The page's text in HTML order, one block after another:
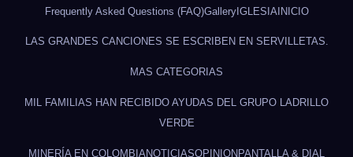
Frequently Asked Questions (FAQ)GalleryIGLESIAINICIO
LAS GRANDES CANCIONES SE ESCRIBEN EN SERVILLETAS.
MAS CATEGORIAS
MIL FAMILIAS HAN RECIBIDO AYUDAS DEL GRUPO LADRILLO
VERDE
MINERÍA EN COLOMBIA NOTICIASOPINION PANTALLA & DIAL